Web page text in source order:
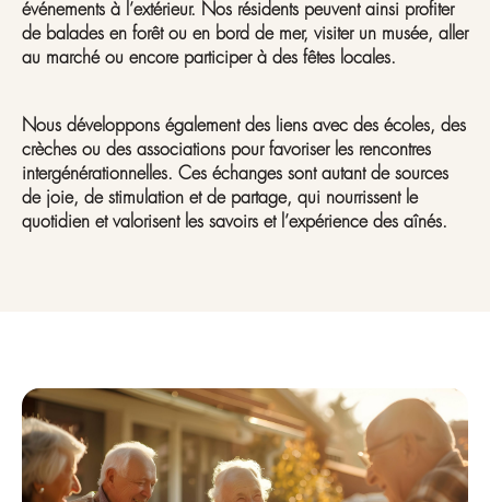
événements à l’extérieur. Nos résidents peuvent ainsi profiter
de balades en forêt ou en bord de mer, visiter un musée, aller
au marché ou encore participer à des fêtes locales.
Nous développons également des liens avec des écoles, des
crèches ou des associations pour favoriser les rencontres
intergénérationnelles. Ces échanges sont autant de sources
de joie, de stimulation et de partage, qui nourrissent le
quotidien et valorisent les savoirs et l’expérience des aînés.